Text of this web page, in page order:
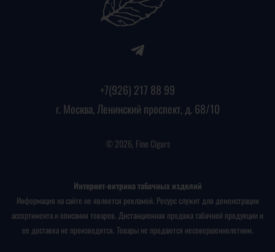
+7(926) 217 88 99
г. Москва, Ленинский проспект, д. 68/10
© 2026, Fine Cigars
Интернет-витрина табачных изделий
Информация на сайте не является рекламой. Ресурс служит для демонстрации
ассортимента и описания товаров. Дистанционная продажа табачной продукции и
ее доставка не производятся. Товары не продаются несовершеннолетним.